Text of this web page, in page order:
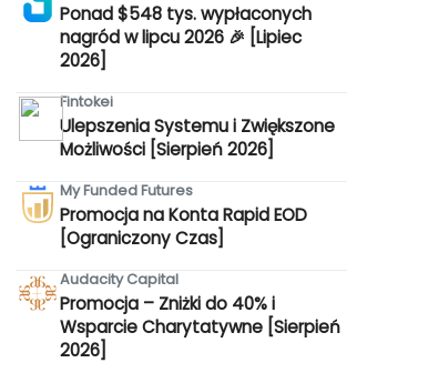
Ponad $548 tys. wypłaconych
nagród w lipcu 2026 🎉 [Lipiec
2026]
Fintokei
Ulepszenia Systemu i Zwiększone
Możliwości [Sierpień 2026]
My Funded Futures
Promocja na Konta Rapid EOD
[Ograniczony Czas]
Audacity Capital
Promocja – Zniżki do 40% i
Wsparcie Charytatywne [Sierpień
2026]